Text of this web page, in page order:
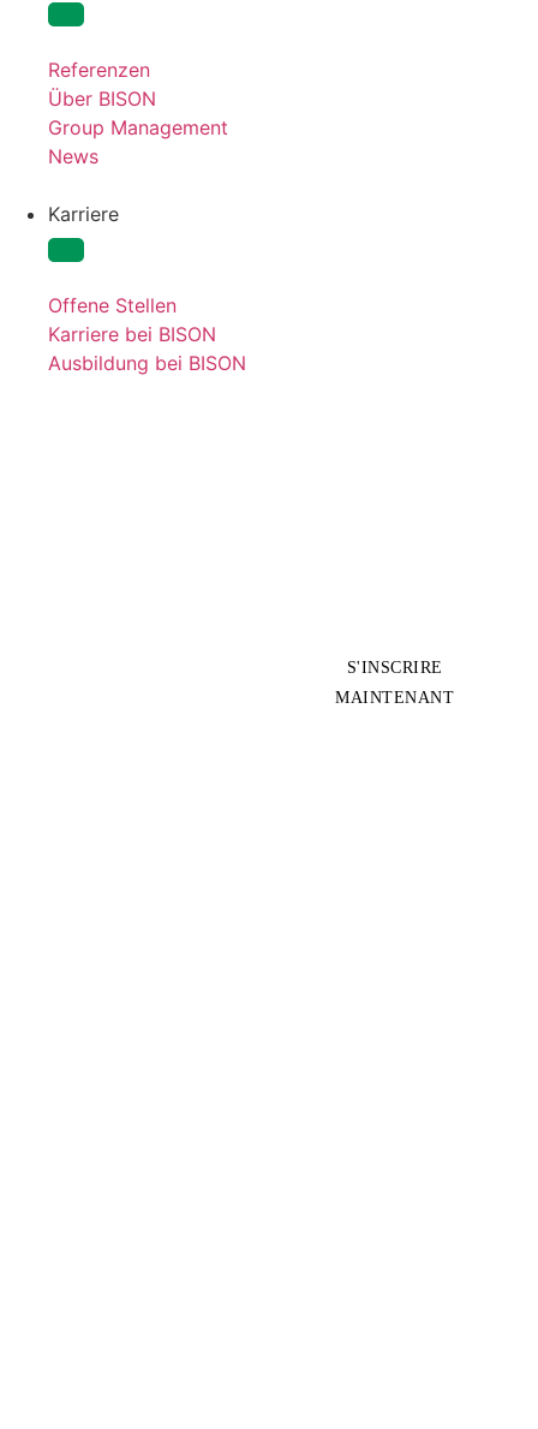
Referenzen
Über BISON
Group Management
News
Karriere
Offene Stellen
Karriere bei BISON
Ausbildung bei BISON
S'INSCRIRE
MAINTENANT